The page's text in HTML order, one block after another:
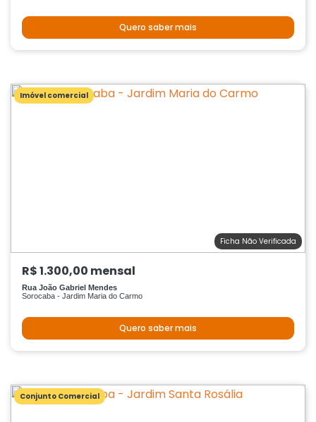
Quero saber mais
Imóvel comercial
Ficha Não Verificada
R$ 1.300,00 mensal
Rua João Gabriel Mendes
Sorocaba - Jardim Maria do Carmo
Quero saber mais
Conjunto Comercial